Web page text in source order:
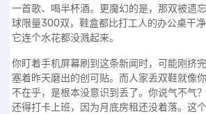
一首歌、喝半杯酒。更魔幻的是，那双被遗
球限量300双，鞋盒都比打工人的办公桌干净
它连个水花都没溅起来。
你盯着手机屏幕刷到这条新闻时，可能刚挤
塞着昨天磨出的创可贴。而人家丢双鞋就像
不在乎，是根本没意识到丢了。你说气不气
还得打卡上班，因为月底房租还没着落。这